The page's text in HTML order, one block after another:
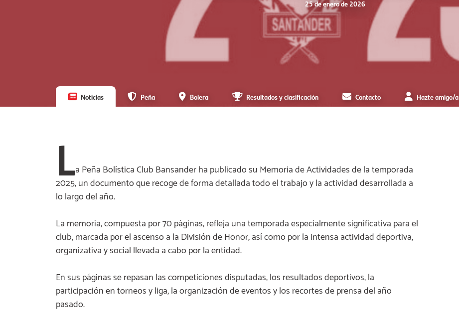
25 de enero de 2026
Noticias Peña Bolera Resultados y clasificación Contacto Hazte amigo/a
La Peña Bolística Club Bansander ha publicado su Memoria de Actividades de la temporada
2025, un documento que recoge de forma detallada todo el trabajo y la actividad desarrollada a
lo largo del año.
La memoria, compuesta por 70 páginas, refleja una temporada especialmente significativa para el
club, marcada por el ascenso a la División de Honor, así como por la intensa actividad deportiva,
organizativa y social llevada a cabo por la entidad.
En sus páginas se repasan las competiciones disputadas, los resultados deportivos, la
participación en torneos y liga, la organización de eventos y los recortes de prensa del año
pasado.